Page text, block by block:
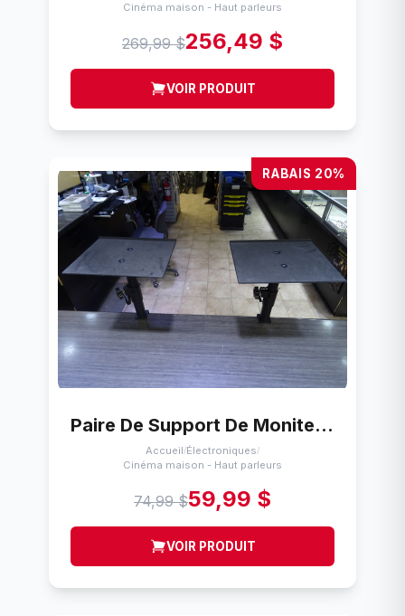
Cinéma maison - Haut parleurs
269,99 $256,49 $
VOIR PRODUIT
RABAIS 20%
Paire De Support De Moniteur Studio de Table Ajustable No Name Noir
Accueil/Électroniques/
Cinéma maison - Haut parleurs
74,99 $59,99 $
VOIR PRODUIT